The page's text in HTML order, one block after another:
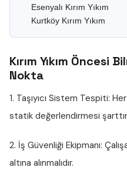
Esenyalı Kırım Yıkım
Kurtköy Kırım Yıkım
Kırım Yıkım Öncesi
Nokta
1. Taşıyıcı Sistem Tespiti:
statik değerlendirmesi
2. İş Güvenliği Ekipmanı:
altına alınmalıdır.